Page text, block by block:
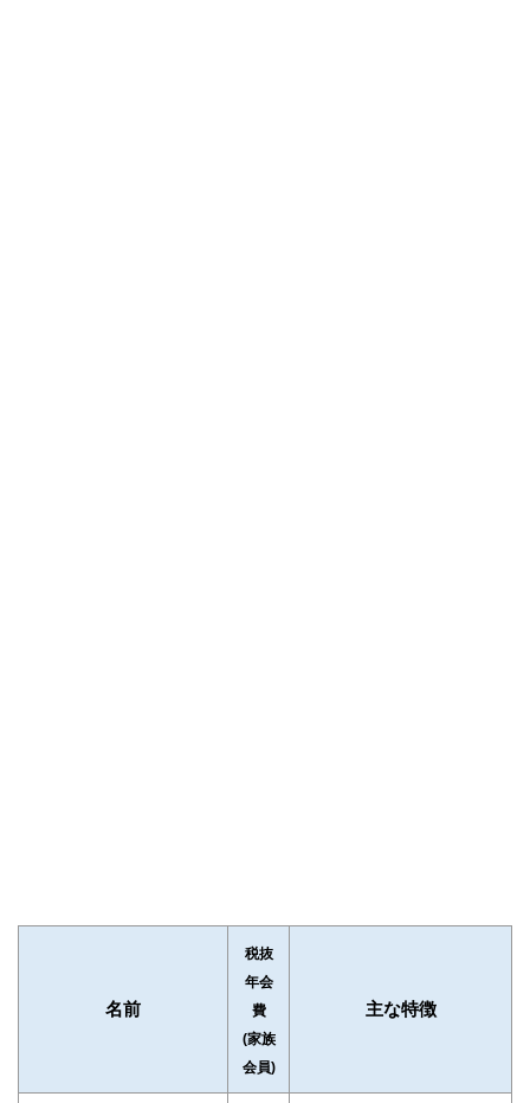
名前
税抜
年会
費
(家族
会員)
主な特徴